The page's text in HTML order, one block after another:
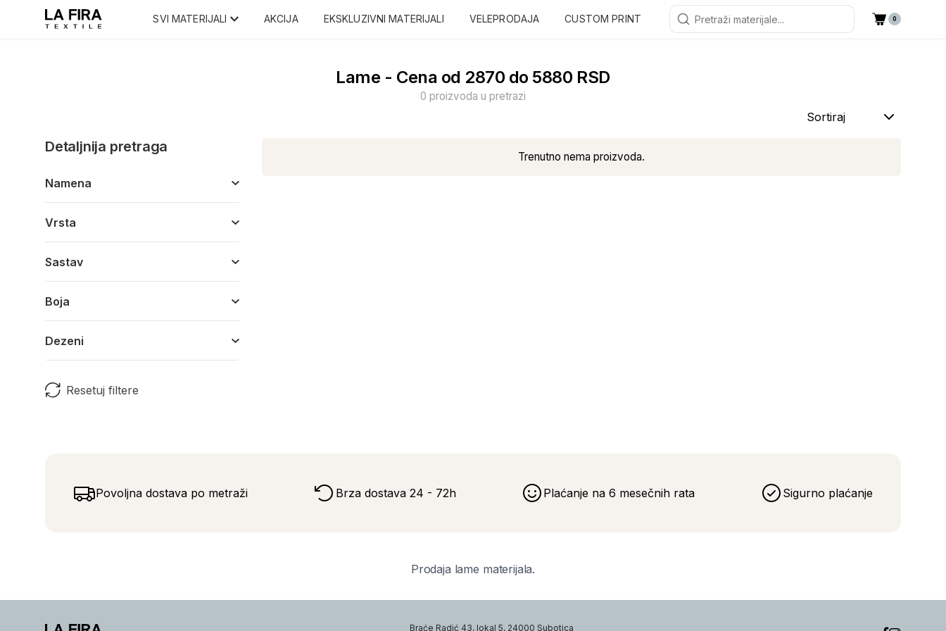
SVI MATERIJALI AKCIJA EKSKLUZIVNI MATERIJALI VELEPRODAJA CUSTOM PRINT 0
Lame - Cena od 2870 do 5880 RSD
0 proizvoda u pretrazi
Sortiraj
Detaljnija pretraga
Namena
Vrsta
Sastav
Boja
Dezeni
Resetuj filtere
Trenutno nema proizvoda.
Povoljna dostava po metraži Brza dostava 24 - 72h Plaćanje na 6 mesečnih rata Sigurno plaćanje
Prodaja lame materijala.
Braće Radić 43, lokal 5, 24000 Subotica